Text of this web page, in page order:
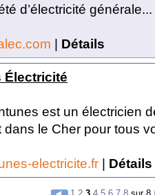
d’électricité générale...
| Détails
Électricité
est un électricien
dans le Cher pour tous
electricite.fr | Détails